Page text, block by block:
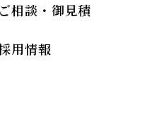
ご相談・御見積
用情報